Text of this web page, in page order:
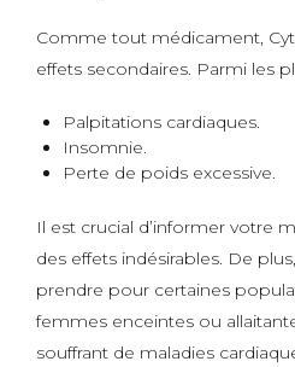
Comme tout médicament,
effets secondaires. Parmi les
Palpitations cardiaques.
Insomnie.
Perte de poids excessive.
Il est crucial d’informer votre
des effets indésirables. De
prendre pour certaines
femmes enceintes ou
souffrant de maladies